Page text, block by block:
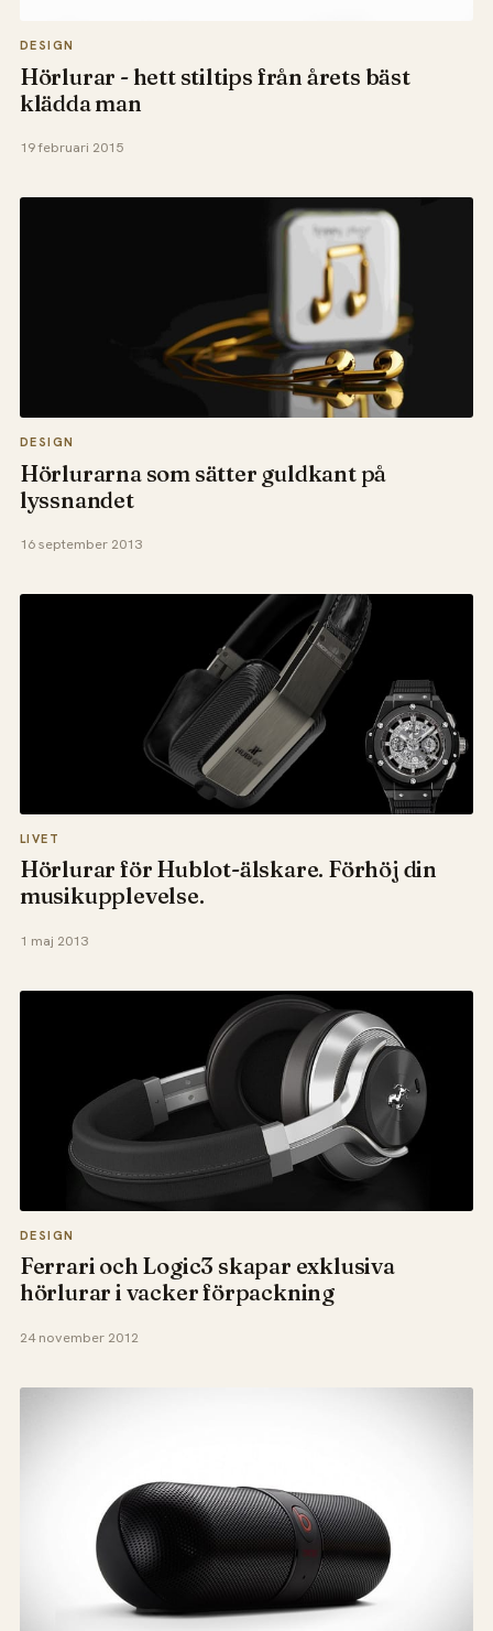
DESIGN
Hörlurar - hett stiltips från årets bäst
klädda man
19 februari 2015
DESIGN
Hörlurarna som sätter guldkant på
lyssnandet
16 september 2013
LIVET
Hörlurar för Hublot-älskare. Förhöj din
musikupplevelse.
1 maj 2013
DESIGN
Ferrari och Logic3 skapar exklusiva
hörlurar i vacker förpackning
24 november 2012